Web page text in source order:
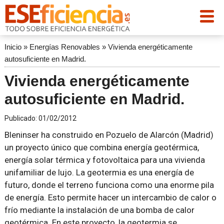
Inicio» Energías Renovables » Vivienda energéticamente
autosuficiente en Madrid.
Vivienda energéticamente
autosuficiente en Madrid.
Publicado: 01/02/2012
Bleninser ha construido en Pozuelo de Alarcón (Madrid)
un proyecto único que combina energía geotérmica,
energía solar térmica y fotovoltaica para una vivienda
unifamiliar de lujo. La geotermia es una energía de
futuro, donde el terreno funciona como una enorme pila
de energía. Esto permite hacer un intercambio de calor o
frío mediante la instalación de una bomba de calor